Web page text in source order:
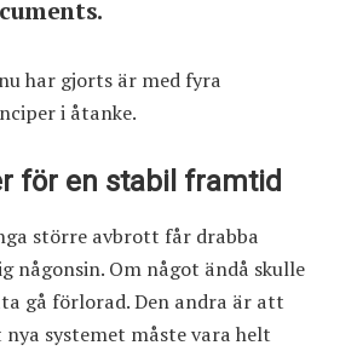
har gjorts är med fyra
i åtanke.
för en stabil framtid
större avbrott får drabba
någonsin. Om något ändå skulle
gå förlorad. Den andra är att
systemet måste vara helt